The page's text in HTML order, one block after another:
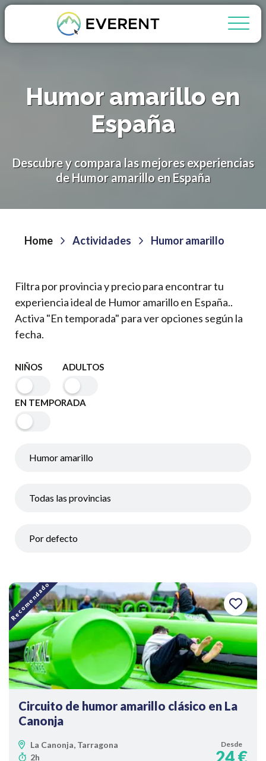
Humor amarillo en
España
Descubre y compara las mejores experiencias
de Humor amarillo en España
Home Actividades Humor amarillo
Filtra por provincia y precio para encontrar tu
experiencia ideal de Humor amarillo en España..
Activa "En temporada" para ver opciones según la
fecha.
NIÑOS ADULTOS
EN TEMPORADA
Recomendado
Circuito de humor amarillo clásico en La
Canonja
La Canonja, Tarragona
2h
Desde
24 €